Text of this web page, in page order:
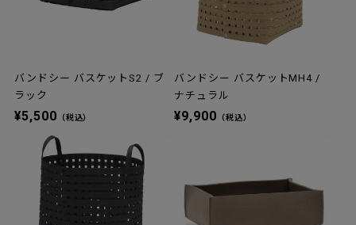
バンドシー バスケットS2 / ブ
ラック
¥5,500 （税込）
バンドシー バスケットMH4 /
ナチュラル
¥9,900 （税込）